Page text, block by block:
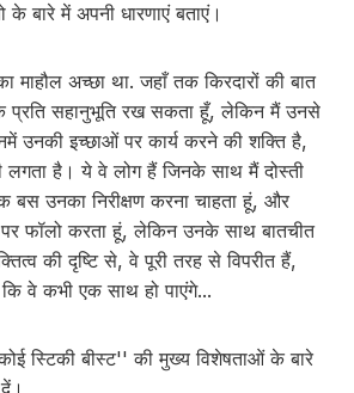
के बारे में अपनी धारणाएं बताएं।
माहौल अच्छा था. जहाँ तक किरदारों की बात
प्रति सहानुभूति रख सकता हूँ, लेकिन मैं उनसे
उनकी इच्छाओं पर कार्य करने की शक्ति है,
लगता है। ये वे लोग हैं जिनके साथ मैं दोस्ती
बस उनका निरीक्षण करना चाहता हूं, और
पर फॉलो करता हूं, लेकिन उनके साथ बातचीत
की दृष्टि से, वे पूरी तरह से विपरीत हैं,
वे कभी एक साथ हो पाएंगे...
स्टिकी बीस्ट'' की मुख्य विशेषताओं के बारे